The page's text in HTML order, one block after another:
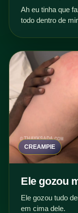
Ah eu tinha que
todo dentro de
CREAMPIE
Ele gozou
Ele gozou tudo
em cima dele.